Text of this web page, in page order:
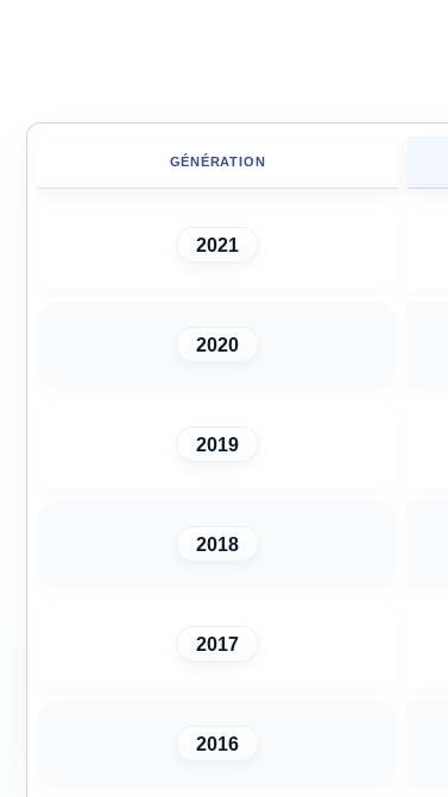
GÉNÉRATION
2021
2020
2019
2018
2017
2016